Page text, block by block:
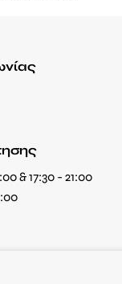
& 17:30 - 21:00